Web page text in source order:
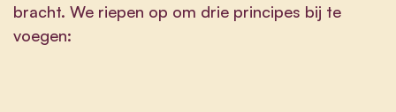
bracht. We riepen op om drie principes bij te
voegen: